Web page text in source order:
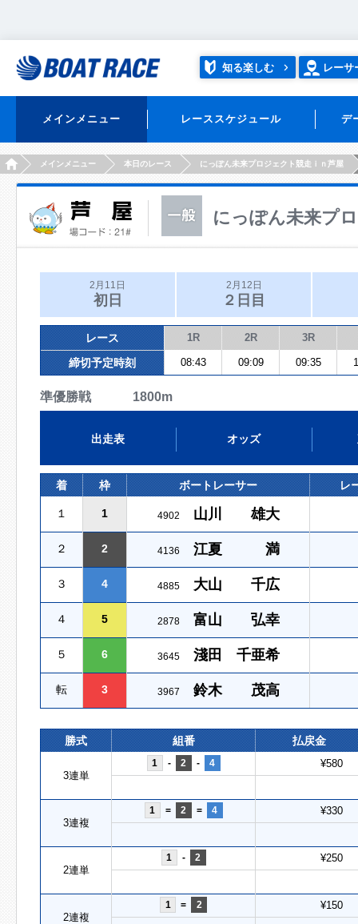
知る楽しむ レーサ
メインメニュー レーススケジュール デ
HOMEメインメニュー 本日のレース にっぽん未来プロジェクト競走ｉｎ芦屋
にっぽん未来プ
2月11日
初日
2月12日
２日目
レース 1R 2R 3R
締切予定時刻 08:43 09:09 09:35
準優勝戦 1800m
出走表 オッズ
着 枠 ボートレーサー レ
１ 1 4902 山川 雄大
２ 2 4136 江夏 満
３ 4 4885 大山 千広
４ 5 2878 富山 弘幸
５ 6 3645 淺田 千亜希
転 3 3967 鈴木 茂高
勝式 組番 払戻金
3連単
1 - 2 - 4 ¥580
3連複
1 = 2 = 4 ¥330
2連単
1 - 2 ¥250
2連複
1 = 2 ¥150